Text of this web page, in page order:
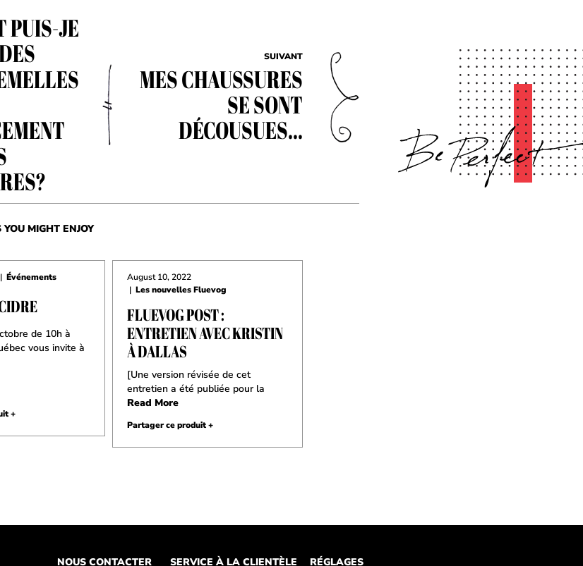
PUIS-JE
SUIVANT
MES CHAUSSURES
SE SONT
DÉCOUSUES...
MIGHT ENJOY
| Événements
de 10h à
vous invite à
+
August 10, 2022
| Les nouvelles Fluevog
FLUEVOG POST :
ENTRETIEN AVEC KRISTIN
À DALLAS
[Une version révisée de cet
entretien a été publiée pour la
Read More
Partager ce produit +
NOUS CONTACTER SERVICE À LA CLIENTÈLE RÉGLAGES